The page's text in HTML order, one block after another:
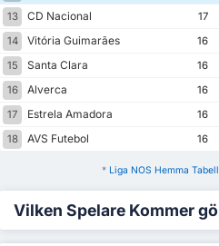
13
CD Nacional 17
14
Vitória Guimarães 16
15
Santa Clara 16
16
Alverca 16
17
Estrela Amadora 16
18
AVS Futebol 16
* Liga NOS Hemma
Vilken Spelare Kommer